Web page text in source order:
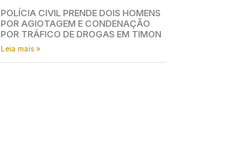
POLÍCIA CIVIL PRENDE DOIS HOMENS
POR AGIOTAGEM E CONDENAÇÃO
POR TRÁFICO DE DROGAS EM TIMON
Leia mais »